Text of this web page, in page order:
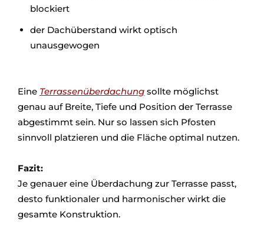
blockiert
der Dachüberstand wirkt optisch
unausgewogen
Eine Terrassenüberdachung sollte möglichst
genau auf Breite, Tiefe und Position der Terrasse
abgestimmt sein. Nur so lassen sich Pfosten
sinnvoll platzieren und die Fläche optimal nutzen.
Fazit:
Je genauer eine Überdachung zur Terrasse passt,
desto funktionaler und harmonischer wirkt die
gesamte Konstruktion.